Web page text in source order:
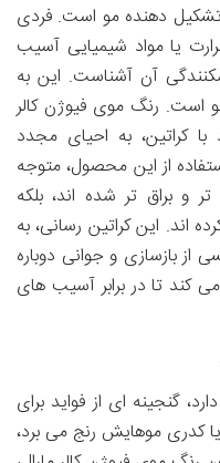
تشکیل دهنده مو است. فردی
یا مواد شیمیایی آسیب
آن آشناست. این به
است. رنگ موی فیوژن کالر
کراتین، به احیای مجدد
از این محصول، متوجه
براق تر شده اند، بلکه
اند. این کراتین رسانی، به
بازسازی و جوانی دوباره
کند تا در برابر آسیب های
گنجینه ای از فواید برای
کدری موهایش رنج می برد،